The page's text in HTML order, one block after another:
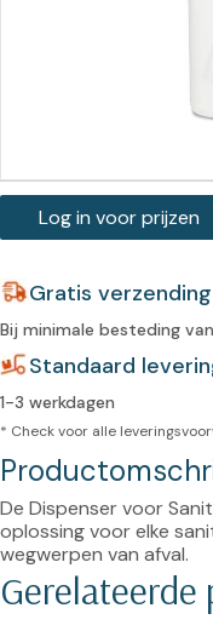
Log in voor prijzen
Gratis
Bij minimale besteding
Standaard
1-3 werkdagen
* Check voor alle
De Dispenser voor
oplossing voor elke
wegwerpen van afval.
Gerelateerde